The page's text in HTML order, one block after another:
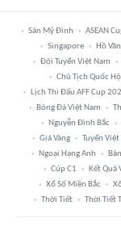
Sân Mỹ Đình ASEAN
Singapore
Hồ
Đội Tuyển Việt Nam
Chủ Tịch Quốc
Lịch Thi Đấu AFF Cup
Bóng Đá Việt Nam
Nguyễn Đình Bắc
Giá Vàng
Tuyển Việt
Ngoại Hạng Anh
Cúp C1
Kết Quả
Xổ Số Miền Bắc
Thời Tiết
Thời Tiết